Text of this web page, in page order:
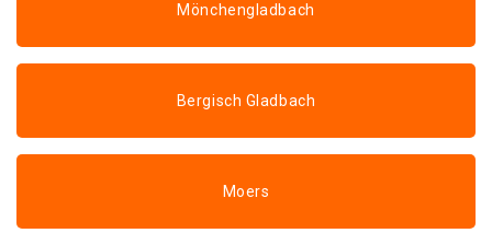
Mönchengladbach
Bergisch Gladbach
Moers